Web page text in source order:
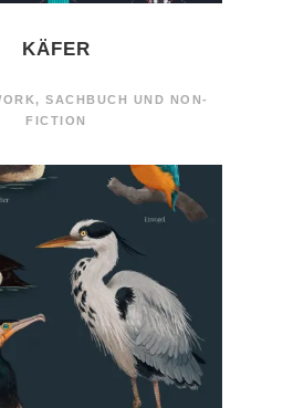
KÄFER
, SACHBUCH UND NON-
FICTION